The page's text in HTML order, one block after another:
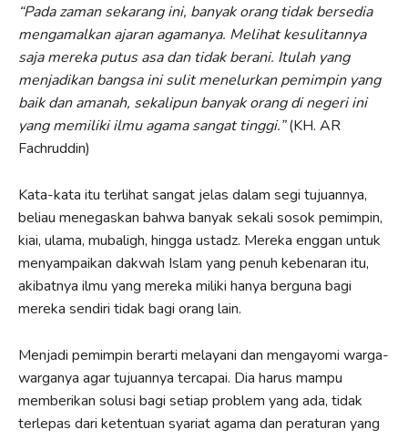
“Pada zaman sekarang ini, banyak orang tidak bersedia
mengamalkan ajaran agamanya. Melihat kesulitannya
saja mereka putus asa dan tidak berani. Itulah yang
menjadikan bangsa ini sulit menelurkan pemimpin yang
baik dan amanah, sekalipun banyak orang di negeri ini
yang memiliki ilmu agama sangat tinggi.”(KH. AR
Fachruddin)
Kata-kata itu terlihat sangat jelas dalam segi tujuannya,
beliau menegaskan bahwa banyak sekali sosok pemimpin,
kiai, ulama, mubaligh, hingga ustadz. Mereka enggan untuk
menyampaikan dakwah Islam yang penuh kebenaran itu,
akibatnya ilmu yang mereka miliki hanya berguna bagi
mereka sendiri tidak bagi orang lain.
Menjadi pemimpin berarti melayani dan mengayomi warga-
warganya agar tujuannya tercapai. Dia harus mampu
memberikan solusi bagi setiap problem yang ada, tidak
terlepas dari ketentuan syariat agama dan peraturan yang